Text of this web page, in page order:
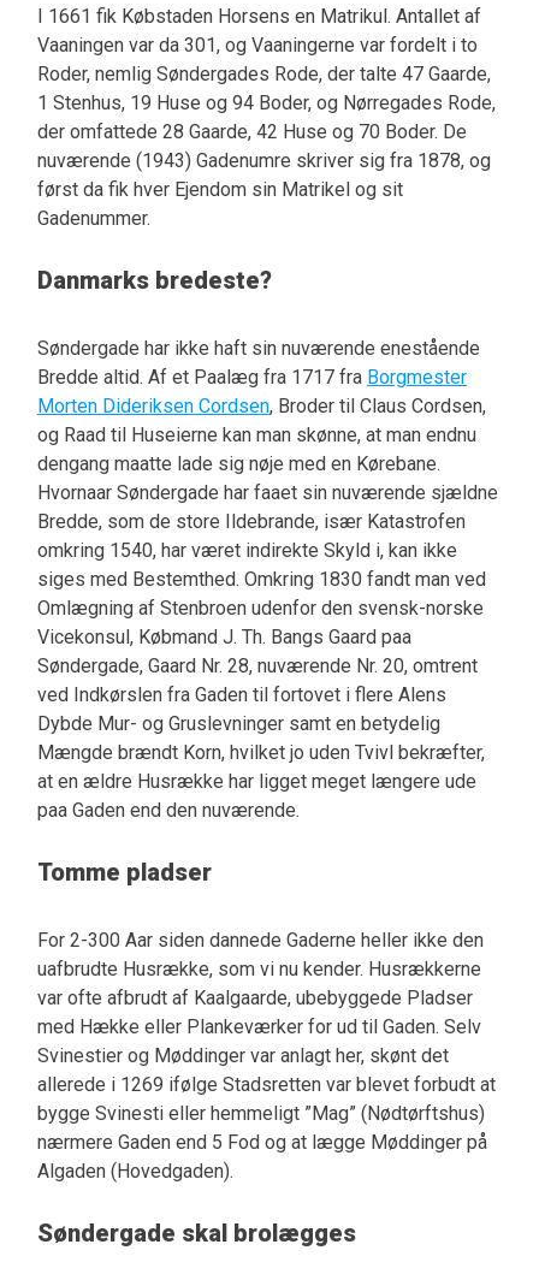
I 1661 fik Købstaden Horsens en Matrikul. Antallet af
Vaaningen var da 301, og Vaaningerne var fordelt i to
Roder, nemlig Søndergades Rode, der talte 47 Gaarde,
1 Stenhus, 19 Huse og 94 Boder, og Nørregades Rode,
der omfattede 28 Gaarde, 42 Huse og 70 Boder. De
nuværende (1943) Gadenumre skriver sig fra 1878, og
først da fik hver Ejendom sin Matrikel og sit
Gadenummer.
Danmarks bredeste?
Søndergade har ikke haft sin nuværende enestående
Bredde altid. Af et Paalæg fra 1717 fra Borgmester
Morten Dideriksen Cordsen, Broder til Claus Cordsen,
og Raad til Huseierne kan man skønne, at man endnu
dengang maatte lade sig nøje med en Kørebane.
Hvornaar Søndergade har faaet sin nuværende sjældne
Bredde, som de store Ildebrande, især Katastrofen
omkring 1540, har været indirekte Skyld i, kan ikke
siges med Bestemthed. Omkring 1830 fandt man ved
Omlægning af Stenbroen udenfor den svensk-norske
Vicekonsul, Købmand J. Th. Bangs Gaard paa
Søndergade, Gaard Nr. 28, nuværende Nr. 20, omtrent
ved Indkørslen fra Gaden til fortovet i flere Alens
Dybde Mur- og Gruslevninger samt en betydelig
Mængde brændt Korn, hvilket jo uden Tvivl bekræfter,
at en ældre Husrække har ligget meget længere ude
paa Gaden end den nuværende.
Tomme pladser
For 2-300 Aar siden dannede Gaderne heller ikke den
uafbrudte Husrække, som vi nu kender. Husrækkerne
var ofte afbrudt af Kaalgaarde, ubebyggede Pladser
med Hække eller Plankeværker for ud til Gaden. Selv
Svinestier og Møddinger var anlagt her, skønt det
allerede i 1269 ifølge Stadsretten var blevet forbudt at
bygge Svinesti eller hemmeligt ”Mag” (Nødtørftshus)
nærmere Gaden end 5 Fod og at lægge Møddinger på
Algaden (Hovedgaden).
Søndergade skal brolægges